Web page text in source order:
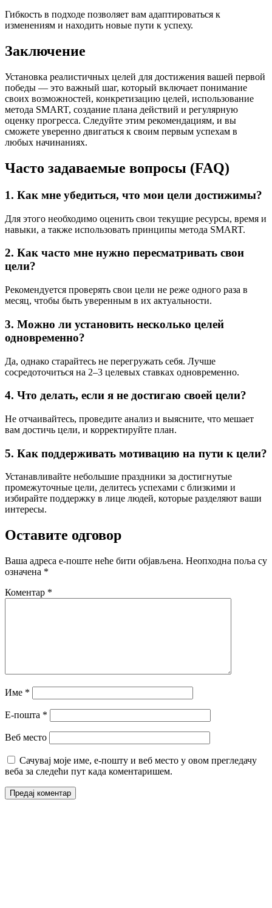
Гибкость в подходе позволяет вам адаптироваться к
изменениям и находить новые пути к успеху.
Заключение
Установка реалистичных целей для достижения вашей первой
победы — это важный шаг, который включает понимание
своих возможностей, конкретизацию целей, использование
метода SMART, создание плана действий и регулярную
оценку прогресса. Следуйте этим рекомендациям, и вы
сможете уверенно двигаться к своим первым успехам в
любых начинаниях.
Часто задаваемые вопросы (FAQ)
1. Как мне убедиться, что мои цели достижимы?
Для этого необходимо оценить свои текущие ресурсы, время и
навыки, а также использовать принципы метода SMART.
2. Как часто мне нужно пересматривать свои
цели?
Рекомендуется проверять свои цели не реже одного раза в
месяц, чтобы быть уверенным в их актуальности.
3. Можно ли установить несколько целей
одновременно?
Да, однако старайтесь не перегружать себя. Лучше
сосредоточиться на 2–3 целевых ставках одновременно.
4. Что делать, если я не достигаю своей цели?
Не отчаивайтесь, проведите анализ и выясните, что мешает
вам достичь цели, и корректируйте план.
5. Как поддерживать мотивацию на пути к цели?
Устанавливайте небольшие праздники за достигнутые
промежуточные цели, делитесь успехами с близкими и
избирайте поддержку в лице людей, которые разделяют ваши
интересы.
Оставите одговор
Ваша адреса е-поште неће бити објављена. Неопходна поља су
означена *
Коментар *
Име *
Е-пошта *
Веб место
Сачувај моје име, е-пошту и веб место у овом прегледачу
веба за следећи пут када коментаришем.